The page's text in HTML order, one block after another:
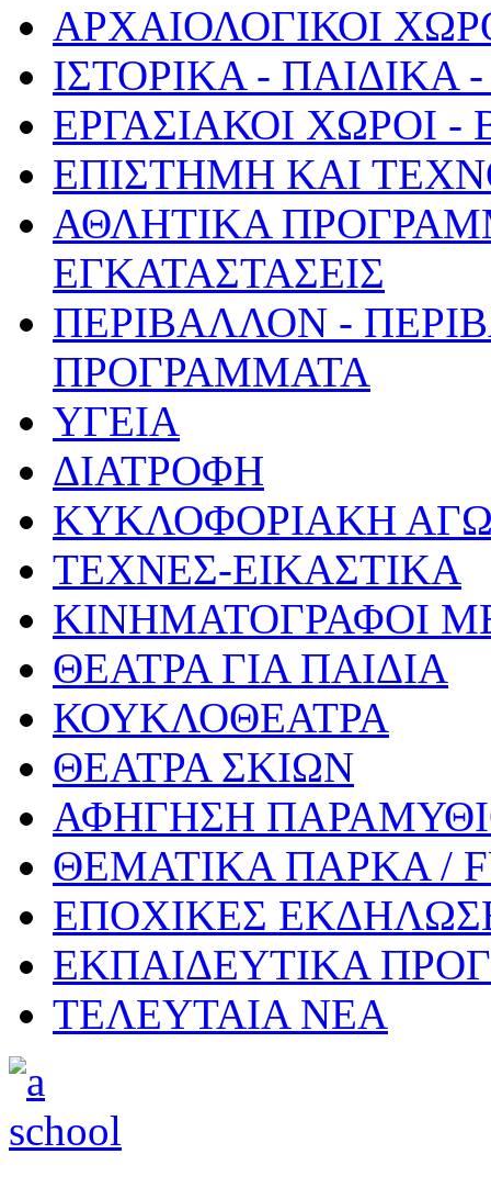
ΑΡΧΑΙΟΛΟΓΙΚΟΙ
ΙΣΤΟΡΙΚΑ -
ΕΡΓΑΣΙΑΚΟΙ ΧΩΡΟΙ
ΕΠΙΣΤΗΜΗ ΚΑΙ
ΑΘΛΗΤΙΚΑ
ΕΓΚΑΤΑΣΤΑΣΕΙΣ
ΠΕΡΙΒΑΛΛΟΝ -
ΠΡΟΓΡΑΜΜΑΤΑ
ΥΓΕΙΑ
ΔΙΑΤΡΟΦΗ
ΚΥΚΛΟΦΟΡΙΑΚΗ
ΤΕΧΝΕΣ-ΕΙΚΑΣΤΙΚΑ
ΚΙΝΗΜΑΤΟΓΡΑΦΟΙ
ΘΕΑΤΡΑ ΓΙΑ ΠΑΙΔΙΑ
ΚΟΥΚΛΟΘΕΑΤΡΑ
ΘΕΑΤΡΑ ΣΚΙΩΝ
ΑΦΗΓΗΣΗ
ΘΕΜΑΤΙΚΑ ΠΑΡΚΑ /
ΕΠΟΧΙΚΕΣ
ΕΚΠΑΙΔΕΥΤΙΚΑ
ΤΕΛΕΥΤΑΙΑ ΝΕΑ